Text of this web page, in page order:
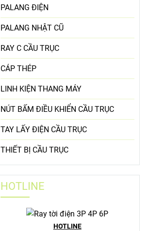
PALANG ĐIỆN
PALANG NHẬT CŨ
RAY C CẦU TRỤC
CÁP THÉP
LINH KIỆN THANG MÁY
NÚT BẤM ĐIỀU KHIỂN CẦU TRỤC
TAY LẤY ĐIỆN CẦU TRỤC
THIẾT BỊ CẦU TRỤC
HOTLINE
HOTLINE